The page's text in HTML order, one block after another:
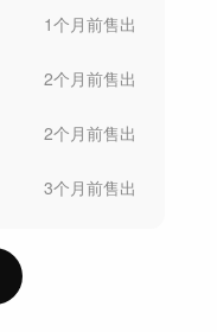
1个月前售出
2个月前售出
2个月前售出
3个月前售出